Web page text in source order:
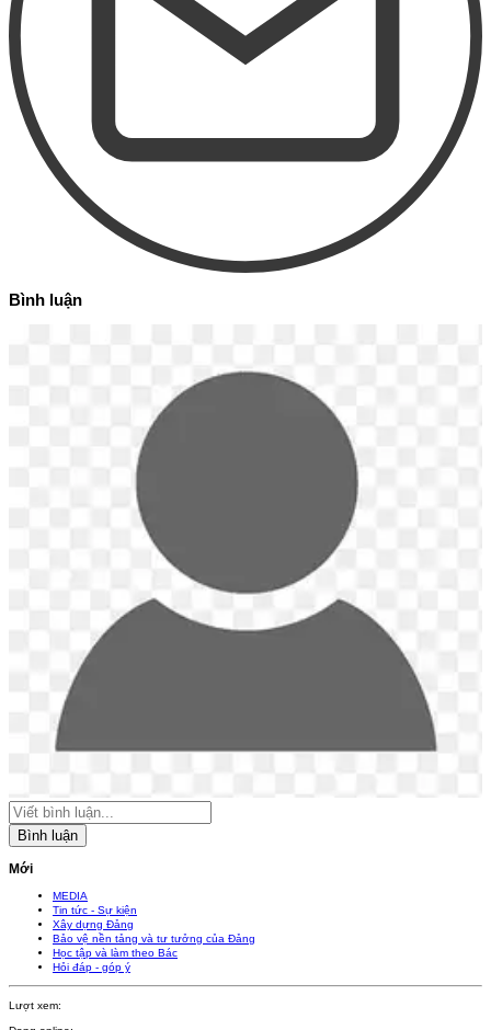
Bình luận
Bình luận
Mới
MEDIA
Tin tức - Sự kiện
Xây dựng Đảng
Bảo vệ nền tảng và tư tưởng của Đảng
Học tập và làm theo Bác
Hỏi đáp - góp ý
Lượt xem: